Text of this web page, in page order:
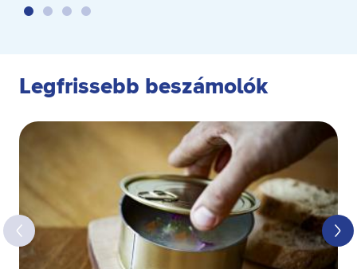
Legfrissebb beszámolók